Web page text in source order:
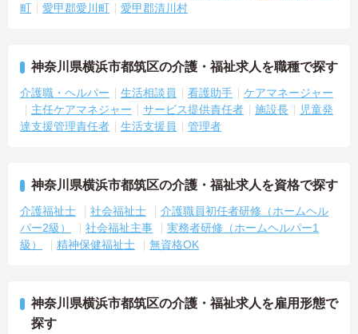
町
愛甲郡愛川町 愛甲郡清川村
神奈川県横浜市都筑区の介護・福祉求人を職種で探す
介護職・ヘルパー 生活相談員 看護助手
ケアマネージャー
主任ケアマネジャー
サービス提供責任者 施設長
児童発
達支援管理責任者
生活支援員 管理者
神奈川県横浜市都筑区の介護・福祉求人を資格で探す
介護福祉士 社会福祉士
介護職員初任者研修（ホームヘル
パー2級）
社会福祉主事
実務者研修（ホームヘルパー1
級）
精神保健福祉士 無資格OK
神奈川県横浜市都筑区の介護・福祉求人を雇用形態で
探す